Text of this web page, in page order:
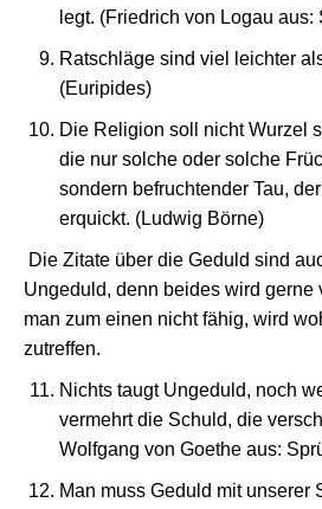
legt. (Friedrich von Logau
Ratschläge sind viel leichter
(Euripides)
Die Religion soll nicht Wurzel
die nur solche oder solche
sondern befruchtender Tau,
erquickt. (Ludwig Börne)
Die Zitate über die Geduld sind
Ungeduld, denn beides wird gerne
man zum einen nicht fähig, wird
zutreffen.
Nichts taugt Ungeduld, noch
vermehrt die Schuld, die
Wolfgang von Goethe aus:
Man muss Geduld mit unserer